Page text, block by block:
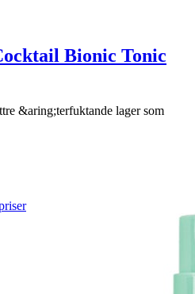
Bionic Tonic
&aring;terfuktande lager som